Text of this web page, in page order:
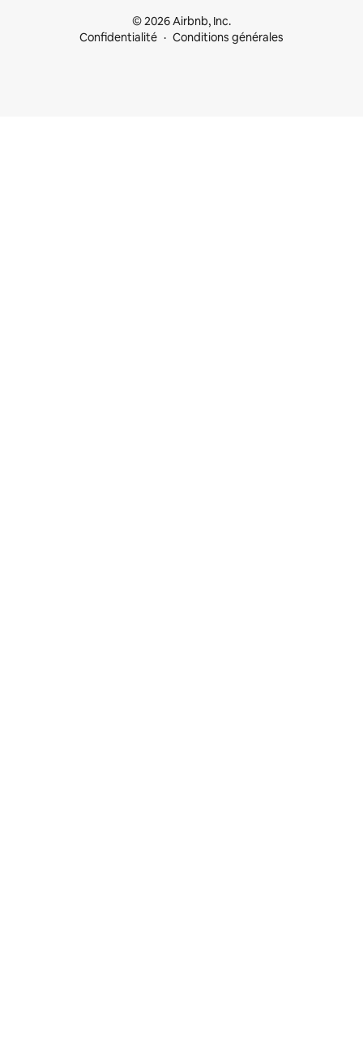
© 2026 Airbnb, Inc.
Confidentialité
Conditions générales